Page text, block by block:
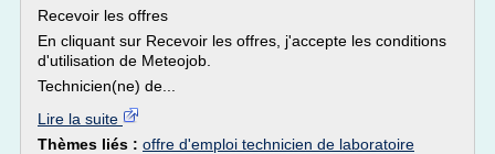
Recevoir les offres
En cliquant sur Recevoir les offres, j'accepte les conditions
d'utilisation de Meteojob.
Technicien(ne) de...
Lire la suite
Thèmes liés : offre d'emploi technicien de laboratoire